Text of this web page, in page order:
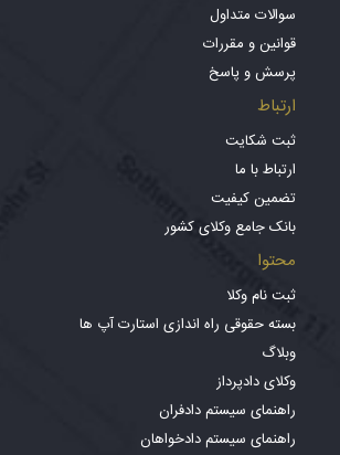
سوالات متداول
قوانین و مقررات
پرسش و پاسخ
ارتباط
ثبت شکایت
ارتباط با ما
تضمین کیفیت
بانک جامع وکلای کشور
محتوا
ثبت نام وکلا
بسته حقوقی راه اندازی استارت آپ ها
وبلاگ
وکلای دادپرداز
راهنمای سیستم دادفران
راهنمای سیستم دادخواهان